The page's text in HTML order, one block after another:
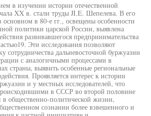
в изучении истории отечественной
XX в. стали труды JI.E. Шепелева. В его
основном в 80-е гг., освещены особенности
политики царской России, выявлена
развивавшегося предпринимательства
Эти исследования позволяют
сотрудничества дальневосточной буржуазии
с аналогичными процессами в
страны, выявить особенные региональные
Проявляется интерес к истории
и у местных исследователей, что
в СССР во второй половине
в общественно-политической жизни,
сознании более взвешенного и